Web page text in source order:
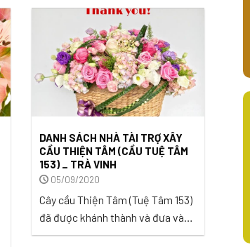
Trăng 08/10/2020 trong sự vui
mừng và phấn khởi của bà con. ...
DANH SÁCH NHÀ TÀI TRỢ XÂY
CẦU THIỆN TÂM (CẦU TUỆ TÂM
153) _ TRÀ VINH
05/09/2020
Cây cầu Thiện Tâm (Tuệ Tâm 153)
đã được khánh thành và đưa vào
sử dụng tại ấp Cầu Cây, xã Huyền